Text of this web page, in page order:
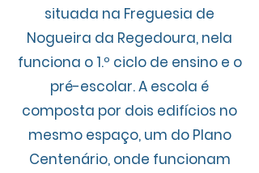
situada na Freguesia de
Nogueira da Regedoura, nela
funciona o 1.º ciclo de ensino e o
pré-escolar. A escola é
composta por dois edifícios no
mesmo espaço, um do Plano
Centenário, onde funcionam